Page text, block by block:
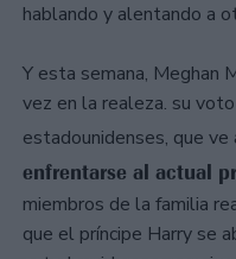
hablando y alentando a
Y esta semana, Meghan
vez en la realeza. su
estadounidenses, que
enfrentarse al actual
miembros de la familia
que el príncipe Harry se